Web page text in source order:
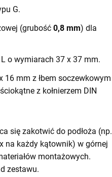
G.
(grubość 0,8 mm) dla
o wymiarach 37 x 37 mm.
16 mm z łbem soczewkowym
z kołnierzem DIN
się zakotwić do podłoża (np.
na każdy kątownik) w górnej
montażowych.
zestawu.